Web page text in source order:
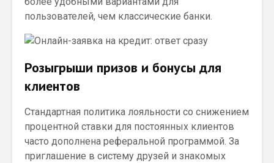
пользователей, чем классические банки.
Розыгрыши призов и бонусы для
клиентов
Стандартная политика лояльности со снижением
процентной ставки для постоянных клиентов
часто дополнена реферальной программой. За
приглашение в систему друзей и знакомых